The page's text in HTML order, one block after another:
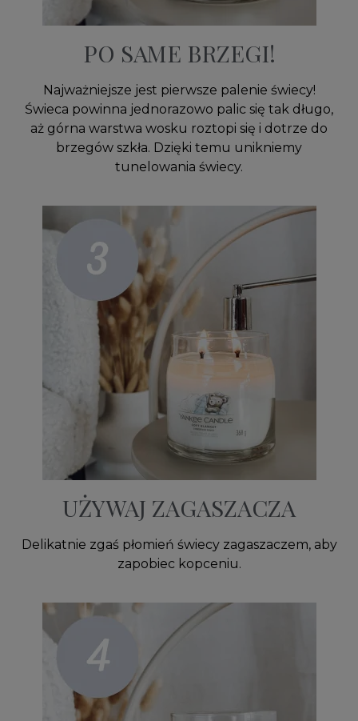
PO SAME BRZEGI!
Najważniejsze jest pierwsze palenie świecy!
Świeca powinna jednorazowo palic się tak długo,
aż górna warstwa wosku roztopi się i dotrze do
brzegów szkła. Dzięki temu unikniemy
tunelowania świecy.
UŻYWAJ ZAGASZACZA
Delikatnie zgaś płomień świecy zagaszaczem, aby
zapobiec kopceniu.